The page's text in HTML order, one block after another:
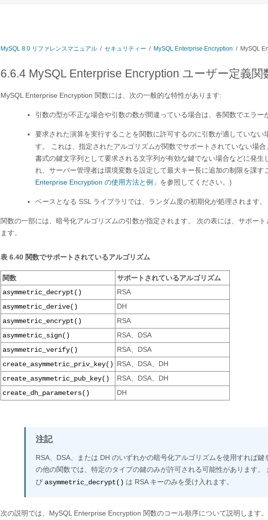
MySQL 8.0 リファレンスマニュアル / セキュリティー / MySQL Enterprise Encryption / MySQL
6.6.4 MySQL Enterprise Encryption ユーザー定義関
MySQL Enterprise Encryption 関数には、次の一般的な特性があります:
引数の型が不正な場合や引数の数が間違っている場合は、各関数でエラー
要求された演算を実行することを関数に許可するのに引数が適していない
す。 これは、指定されたアルゴリズムが関数でサポートされていない場
書式の鍵文字列として要求される文字列が有効な鍵でない場合などに発
れ、サーバー管理者は環境変数を設定して最大キー長に追加の制限を課す
Enterprise Encryption の使用方法と例」 を参照してください。)
ベースとなる SSL ライブラリでは、ランダム度の初期化が処理されます。
関数の一部には、暗号化アルゴリズムの引数が指定されます。 次の表には、サポー
ます。
表 6.40 関数でサポートされているアルゴリズム
関数 サポートされているアルゴリズム
asymmetric_decrypt()
RSA
asymmetric_derive()
DH
asymmetric_encrypt()
RSA
asymmetric_sign()
RSA、DSA
asymmetric_verify()
RSA、DSA
create_asymmetric_priv_key()
RSA、DSA、DH
create_asymmetric_pub_key()
RSA、DSA、DH
create_dh_parameters()
DH
注記
RSA、DSA、または DH のいずれかの暗号化アルゴリズムを使用すれば
の他の関数では、特定のタイプの鍵のみが許可される可能性があります。
び asymmetric_decrypt() は RSA キーのみを受け入れます。
次の説明では、MySQL Enterprise Encryption 関数のコール順序について説明します